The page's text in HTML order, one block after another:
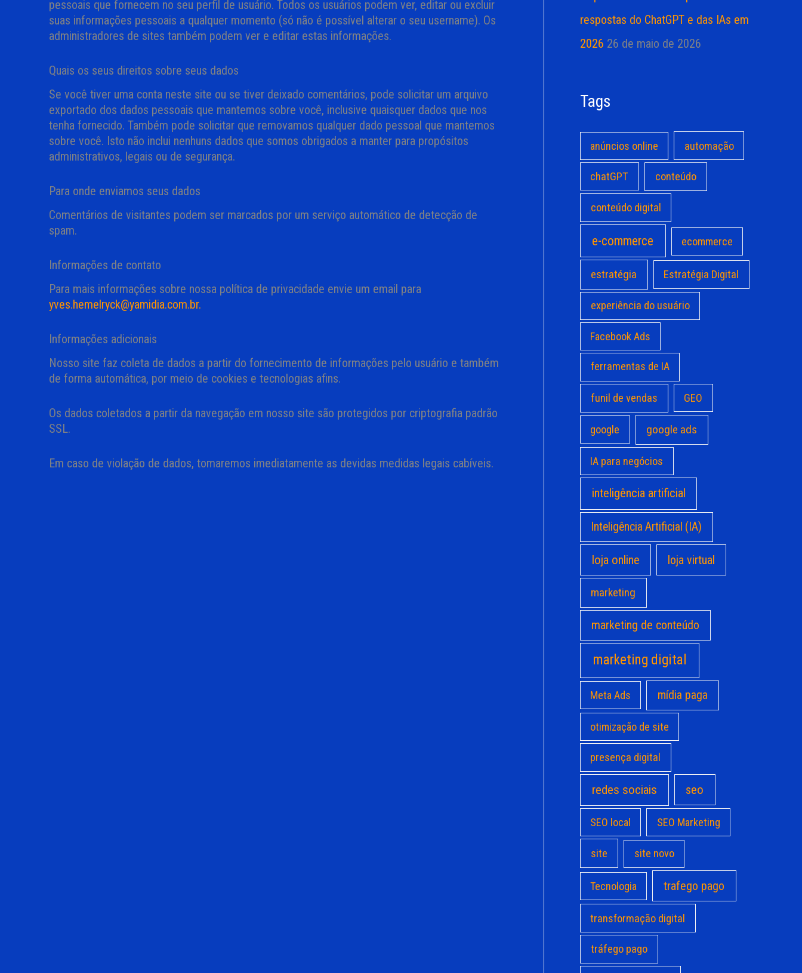
pessoais que fornecem no seu perfil de usuário. Todos os usuários podem ver, editar ou excluir
suas informações pessoais a qualquer momento (só não é possível alterar o seu username). Os
administradores de sites também podem ver e editar estas informações.
Quais os seus direitos sobre seus dados
Se você tiver uma conta neste site ou se tiver deixado comentários, pode solicitar um arquivo
exportado dos dados pessoais que mantemos sobre você, inclusive quaisquer dados que nos
tenha fornecido. Também pode solicitar que removamos qualquer dado pessoal que mantemos
sobre você. Isto não inclui nenhuns dados que somos obrigados a manter para propósitos
administrativos, legais ou de segurança.
Para onde enviamos seus dados
Comentários de visitantes podem ser marcados por um serviço automático de detecção de
spam.
Informações de contato
Para mais informações sobre nossa política de privacidade envie um email para
yves.hemelryck@yamidia.com.br.
Informações adicionais
Nosso site faz coleta de dados a partir do fornecimento de informações pelo usuário e também
de forma automática, por meio de cookies e tecnologias afins.
Os dados coletados a partir da navegação em nosso site são protegidos por criptografia padrão
SSL.
Em caso de violação de dados, tomaremos imediatamente as devidas medidas legais cabíveis.
respostas do ChatGPT e das IAs em
2026 26 de maio de 2026
Tags
anúncios online automação
chatGPT conteúdo
conteúdo digital
e-commerce ecommerce
estratégia Estratégia Digital
experiência do usuário
Facebook Ads
ferramentas de IA
funil de vendas GEO
google google ads
IA para negócios
inteligência artificial
Inteligência Artificial (IA)
loja online loja virtual
marketing
marketing de conteúdo
marketing digital
Meta Ads mídia paga
otimização de site
presença digital
redes sociais seo
SEO local SEO Marketing
site site novo
Tecnologia trafego pago
transformação digital
tráfego pago